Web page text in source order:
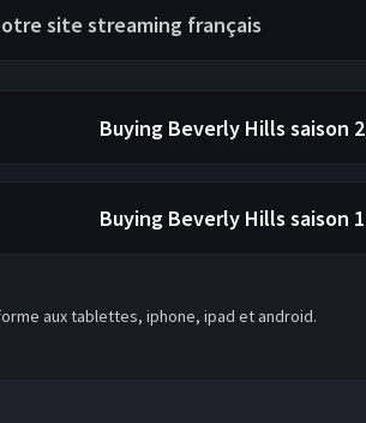
site streaming français
Buying Beverly Hills saison 2
Buying Beverly Hills saison 1
aux tablettes, iphone, ipad et android.